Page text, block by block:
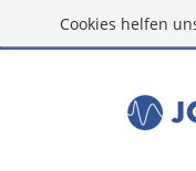
Cookies helfen